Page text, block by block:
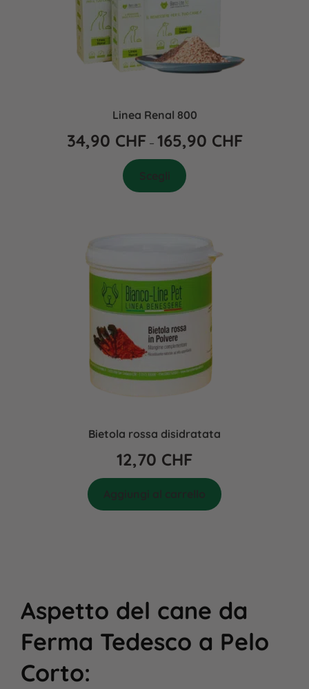
Linea Renal 800
34,90 CHF – 165,90 CHF
Bietola rossa disidratata
12,70 CHF
Aspetto del cane da
Ferma Tedesco a Pelo
Corto: